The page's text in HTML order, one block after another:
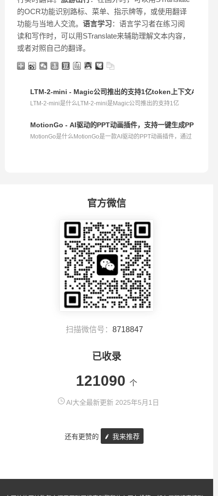
的OCR功能识别路标、菜单、指示牌等，或使用翻译
功能与当地人交流。 语言学习：语言学习者在练习阅
读和写作时，可以用STranslate来辅助理解文本内容，
或者对照自己的翻译。
LTM-2-mini - Magic公司推出的支持1亿token上下文AI模型
LTM-2-mini是什么LTM-2-mini是Magic公司推出的支持1亿
MotionGo - AI驱动的PPT动画插件，支持一键生成PPT
MotionGo是什么MotionGo是一款AI驱动的PPT动画插件，通过
官方微信
扫描微信号： 8718847
已收录
121090 个
AI大全最新更新 2025年5月1日
还有更赞的 我来推荐